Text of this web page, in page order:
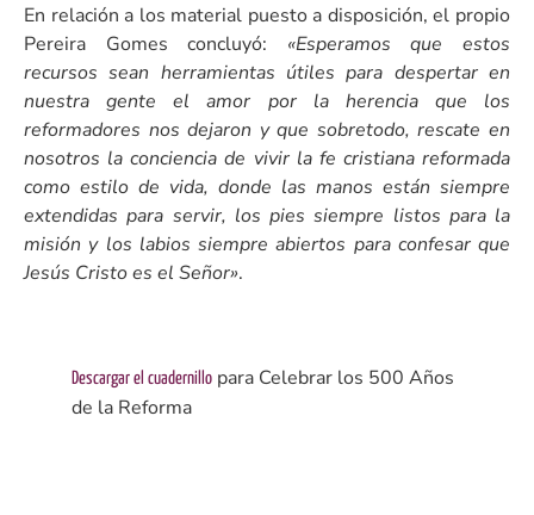
En relación a los material puesto a disposición, el propio
Pereira Gomes concluyó: «Esperamos que estos
recursos sean herramientas útiles para despertar en
nuestra gente el amor por la herencia que los
reformadores nos dejaron y que sobretodo, rescate en
nosotros la conciencia de vivir la fe cristiana reformada
como estilo de vida, donde las manos están siempre
extendidas para servir, los pies siempre listos para la
misión y los labios siempre abiertos para confesar que
Jesús Cristo es el Señor».
Descargar el cuadernillo para Celebrar los 500 Años
de la Reforma